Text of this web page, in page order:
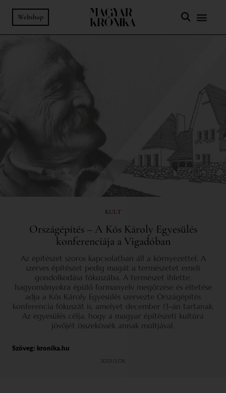
Webshop
KULT
Országépítés – A Kós Károly Egyesülés
konferenciája a Vigadóban
Az építészet szoros kapcsolatban áll a környezettel. A
szerves építészet pedig magát a természetet emeli
gondolkodása fókuszába. A természet ihlette,
hagyományokra épülő formanyelv megőrzése és éltetése
adja a Kós Károly Egyesülés szervezte Országépítés
konferencia fókuszát is, amelyet december 13-án tartanak.
Az egyesülés célja, hogy a magyar építészeti kultúra
jövőjét összekössék annak múltjával.
Szöveg: kronika.hu
2023.12.08.